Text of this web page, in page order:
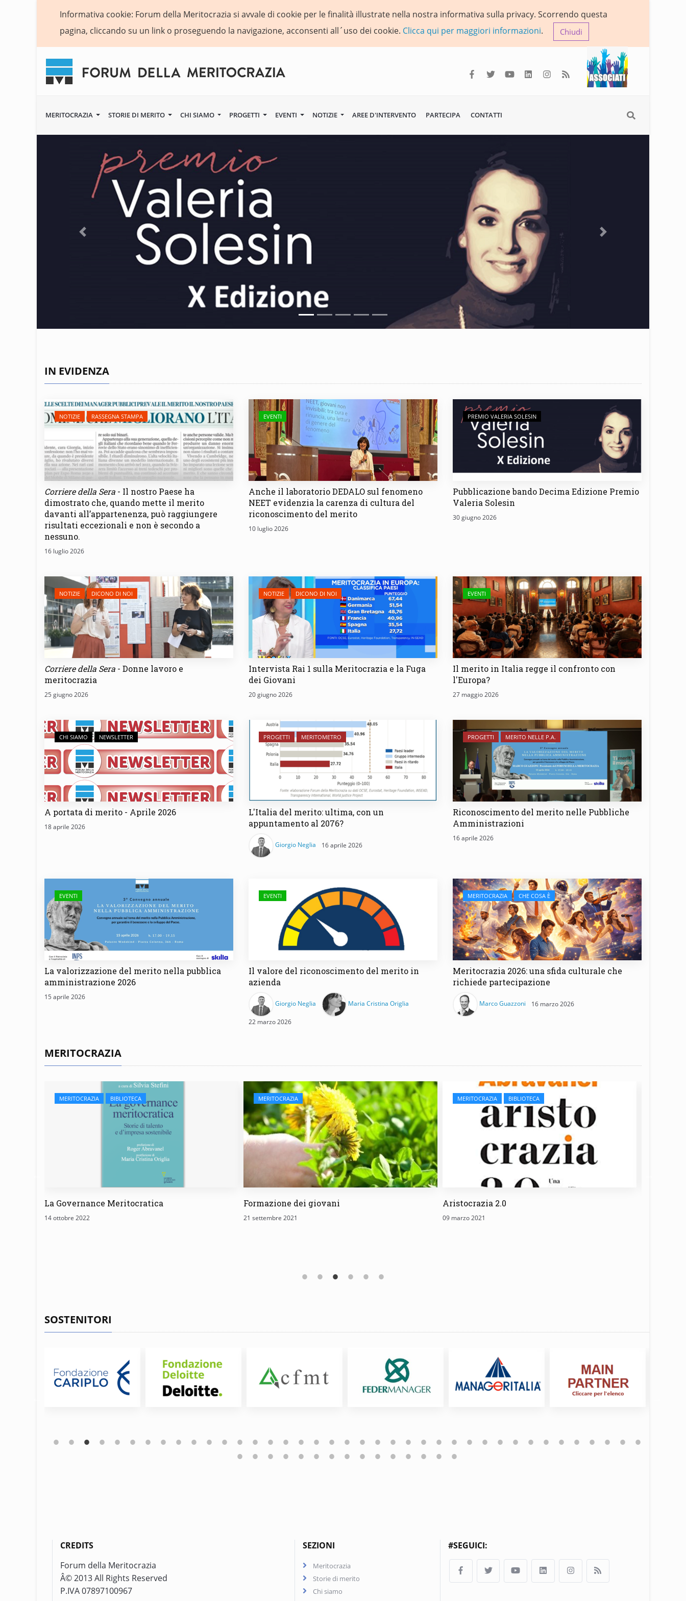
Informativa cookie: Forum della Meritocrazia si avvale di cookie per le finalità illustrate nella nostra informativa sulla privacy. Scorrendo questa
pagina, cliccando su un link o proseguendo la navigazione, acconsenti all´uso dei cookie. Clicca qui per maggiori informazioni. Chiudi
MERITOCRAZIA STORIE DI MERITO CHI SIAMO PROGETTI EVENTI NOTIZIE AREE D'INTERVENTO PARTECIPA CONTATTI
Previous Next
IN EVIDENZA
NOTIZIE RASSEGNA STAMPA
Corriere della Sera - Il nostro Paese ha
dimostrato che, quando mette il merito
davanti all’appartenenza, può raggiungere
risultati eccezionali e non è secondo a
nessuno.
16 luglio 2026
EVENTI
Anche il laboratorio DEDALO sul fenomeno
NEET evidenzia la carenza di cultura del
riconoscimento del merito
10 luglio 2026
PREMIO VALERIA SOLESIN
Pubblicazione bando Decima Edizione Premio
Valeria Solesin
30 giugno 2026
NOTIZIE DICONO DI NOI
Corriere della Sera - Donne lavoro e
meritocrazia
25 giugno 2026
NOTIZIE DICONO DI NOI
Intervista Rai 1 sulla Meritocrazia e la Fuga
dei Giovani
20 giugno 2026
EVENTI
Il merito in Italia regge il confronto con
l'Europa?
27 maggio 2026
CHI SIAMO NEWSLETTER
A portata di merito - Aprile 2026
18 aprile 2026
PROGETTI MERITOMETRO
L'Italia del merito: ultima, con un
appuntamento al 2076?
Giorgio Neglia 16 aprile 2026
PROGETTI MERITO NELLE P.A.
Riconoscimento del merito nelle Pubbliche
Amministrazioni
16 aprile 2026
EVENTI
La valorizzazione del merito nella pubblica
amministrazione 2026
15 aprile 2026
EVENTI
Il valore del riconoscimento del merito in
azienda
Giorgio Neglia Maria Cristina Origlia
22 marzo 2026
MERITOCRAZIA CHE COSA È
Meritocrazia 2026: una sfida culturale che
richiede partecipazione
Marco Guazzoni 16 marzo 2026
MERITOCRAZIA
MERITOCRAZIA BIBLIOTECA
La Governance Meritocratica
14 ottobre 2022
MERITOCRAZIA
Formazione dei giovani
21 settembre 2021
MERITOCRAZIA BIBLIOTECA
Aristocrazia 2.0
09 marzo 2021
SOSTENITORI
CREDITS
Forum della Meritocrazia
Â© 2013 All Rights Reserved
P.IVA 07897100967
SEZIONI
Meritocrazia
Storie di merito
Chi siamo
#SEGUICI: